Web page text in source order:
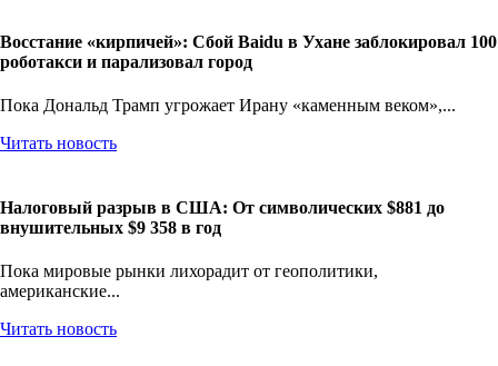
Восстание «кирпичей»: Сбой Baidu в Ухане заблокировал 100
роботакси и парализовал город
Пока Дональд Трамп угрожает Ирану «каменным веком»,...
Читать новость
Налоговый разрыв в США: От символических $881 до
внушительных $9 358 в год
Пока мировые рынки лихорадит от геополитики,
американские...
Читать новость